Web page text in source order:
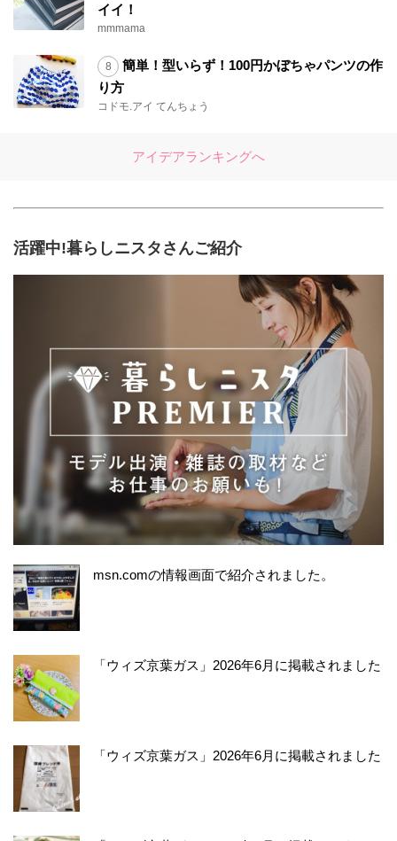
イイ！
mmmama
簡単！型いらず！100円かぼちゃパンツの作
り方
コドモ.アイ てんちょう
アイデアランキングへ
活躍中!暮らしニスタさんご紹介
msn.comの情報画面で紹介されました。
「ウィズ京葉ガス」2026年6月に掲載されました
「ウィズ京葉ガス」2026年6月に掲載されました